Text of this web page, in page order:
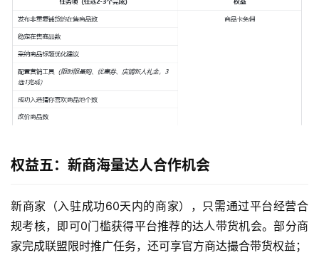
权益五：新商海量达人合作机会
新商家（入驻成功60天内的商家），只需通过平台经营合
规考核，即可0门槛获得平台推荐的达人带货机会。部分商
家完成联盟限时推广任务，还可享官方商达撮合带货权益；